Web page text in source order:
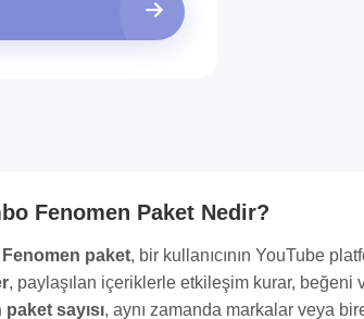
Fenomen Paket Nedir?
paket, bir kullanıcının YouTube
, paylaşılan içeriklerle etkileşim kurar, beğeni
sayısı, aynı zamanda markalar veya